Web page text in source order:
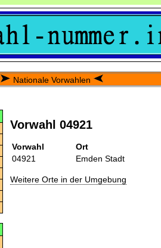
Nationale Vorwahlen
Vorwahl 04921
Vorwahl
Ort
04921
Emden Stadt
Weitere Orte in der Umgebung